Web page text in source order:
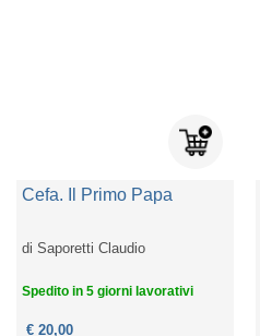
Cefa. Il Primo Papa
diSaporetti Claudio
Spedito in 5 giorni lavorativi
€ 20,00